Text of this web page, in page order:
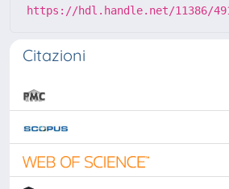
https://hdl.handle.net/11386/
Citazioni